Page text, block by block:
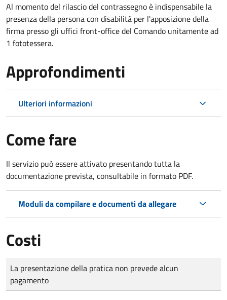
Al momento del rilascio del contrassegno è indispensabile la
presenza della persona con disabilità per l'apposizione della
firma presso gli uffici front-office del Comando unitamente ad
1 fototessera.
Approfondimenti
Ulteriori informazioni
Come fare
Il servizio può essere attivato presentando tutta la
documentazione prevista, consultabile in formato PDF.
Moduli da compilare e documenti da allegare
Costi
Tipo di pagamento
Importo
La presentazione della pratica non prevede alcun
pagamento